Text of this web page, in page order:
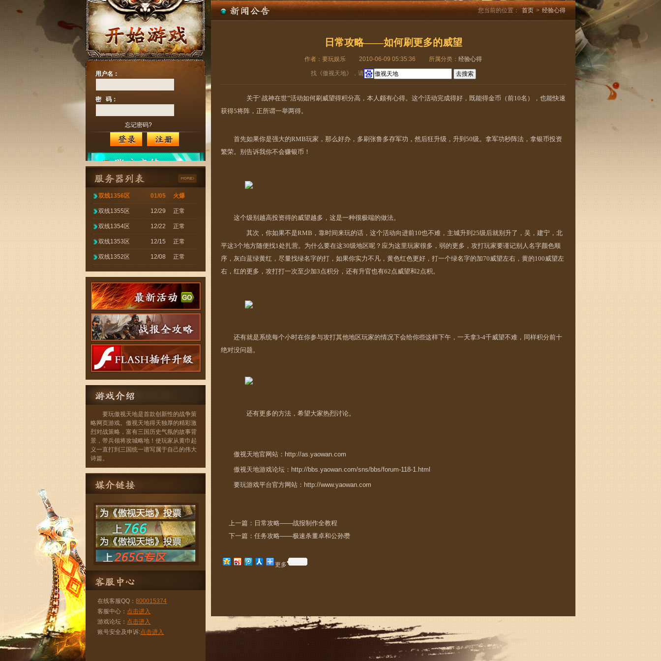
用户名：
密 码：
忘记密码?
双线1356区 01/05 火爆
双线1355区 12/29 正常
双线1354区 12/22 正常
双线1353区 12/15 正常
双线1352区 12/08 正常
要玩傲视天地是首款创新性的战争策
略网页游戏。傲视天地得天独厚的精彩激
烈对战策略，富有三国历史气氛的故事背
景，带兵领将攻城略地！使玩家从黄巾起
义一直打到三国统一谱写属于自己的伟大
诗篇。
在线客服QQ：800015374
客服中心： 点击进入
游戏论坛： 点击进入
账号安全及申诉:点击进入
您当前的位置： 首页 > 经验心得
日常攻略——如何刷更多的威望
作者：要玩娱乐 2010-06-09 05:35:36 所属分类： 经验心得
找《傲视天地》，请
关于' 战神在世”活动如何刷威望得积分高，本人颇有心得。这个活动完成得好，既能得金币（前10名），也能快速
获得5将阵，正所谓一举两得。
首先如果你是强大的RMB玩家，那么好办，多刷张鲁多存军功，然后狂升级，升到50级。拿军功秒阵法，拿银币投资
繁荣。别告诉我你不会赚银币！
这个级别越高投资得的威望越多，这是一种很极端的做法。
其次，你如果不是RMB，靠时间来玩的话，这个活动向进前10也不难，主城升到25级后就别升了，吴，建宁，北
平这3个地方随便找1处扎营。为什么要在这30级地区呢？应为这里玩家很多，弱的更多，攻打玩家要谨记别人名字颜色顺
序，灰白蓝绿黄红，尽量找绿名字的打，如果你实力不凡，黄色红色更好，打一个绿名字的加70威望左右，黄的100威望左
右，红的更多，攻打打一次至少加3点积分，还有升官也有62点威望和2点积。
还有就是系统每个小时在你参与攻打其他地区玩家的情况下会给你些这样下午，一天拿3-4千威望不难，同样积分前十
绝对没问题。
还有更多的方法，希望大家热烈讨论。
傲视天地官网站： http://as.yaowan.com
傲视天地游戏论坛： http://bbs.yaowan.com/sns/bbs/forum-118-1.html
要玩游戏平台官方网站： http://www.yaowan.com
上一篇： 日常攻略——战报制作全教程
下一篇： 任务攻略——极速杀董卓和公孙瓒
更多